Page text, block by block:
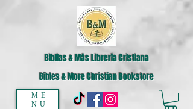
ME
NU
Biblias & Más Librería Cristiana
Bibles & More Christian Bookstore